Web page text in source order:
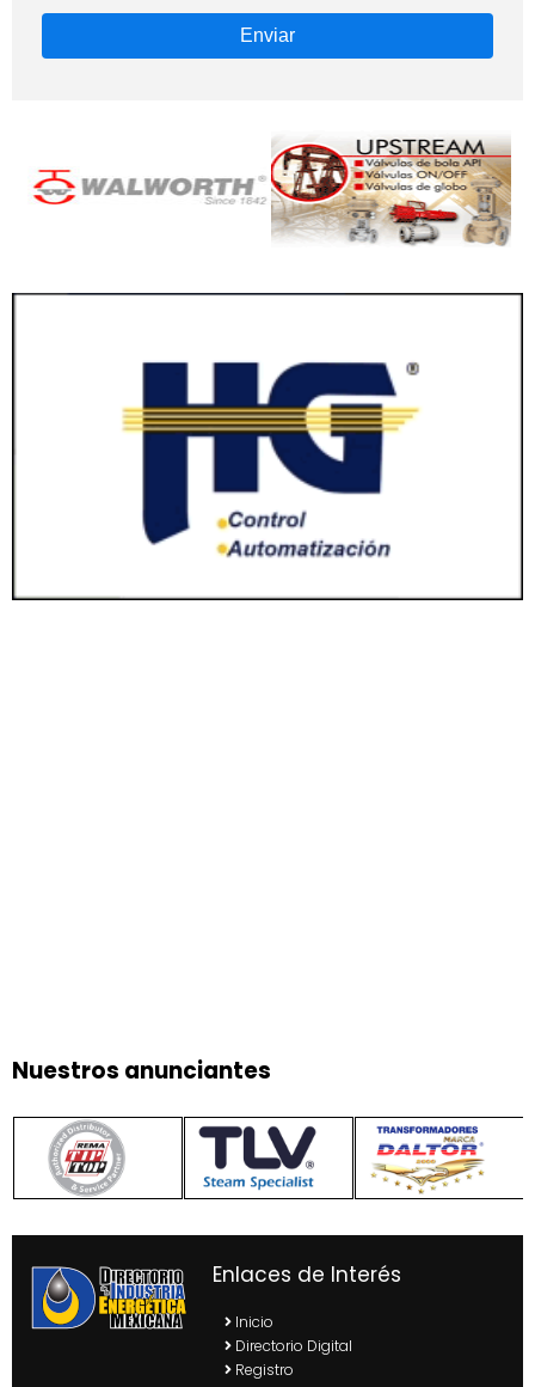
Enviar
Nuestros anunciantes
Enlaces de Interés
Inicio
Directorio Digital
Registro